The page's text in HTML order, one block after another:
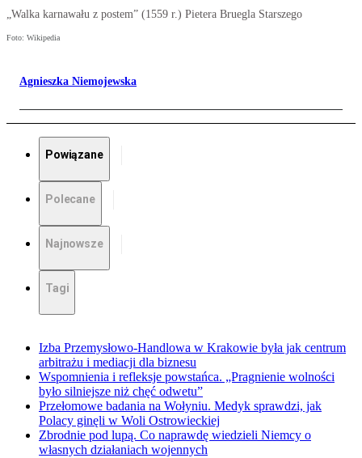
„Walka karnawału z postem” (1559 r.) Pietera Bruegla Starszego
Foto: Wikipedia
Agnieszka Niemojewska
Powiązane
Polecane
Najnowsze
Tagi
Izba Przemysłowo-Handlowa w Krakowie była jak centrum
arbitrażu i mediacji dla biznesu
Wspomnienia i refleksje powstańca. „Pragnienie wolności
było silniejsze niż chęć odwetu”
Przełomowe badania na Wołyniu. Medyk sprawdzi, jak
Polacy ginęli w Woli Ostrowieckiej
Zbrodnie pod lupą. Co naprawdę wiedzieli Niemcy o
własnych działaniach wojennych